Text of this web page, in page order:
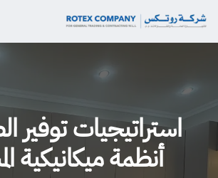
استراتيجيات توفير
أنظمة ميكانيكية